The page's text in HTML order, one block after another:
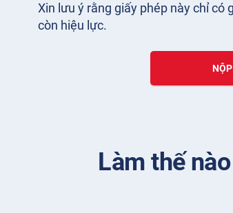
Xin lưu ý rằng giấy phép này chỉ có
còn hiệu lực.
Làm thế